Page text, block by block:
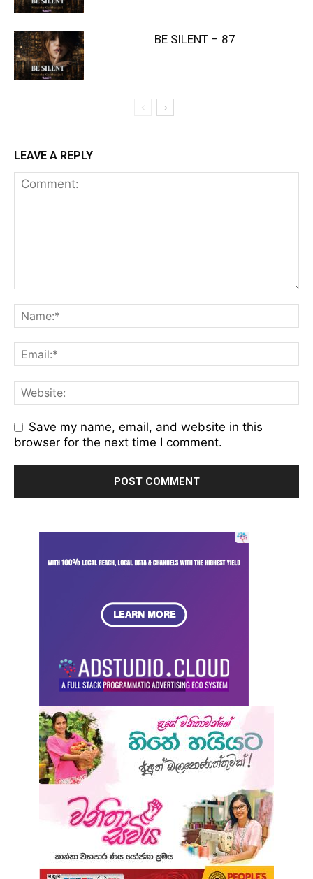
BE SILENT – 87
LEAVE A REPLY
Save my name, email, and website in this
browser for the next time I comment.